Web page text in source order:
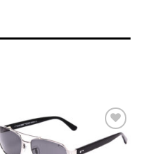
Gafas
de sol